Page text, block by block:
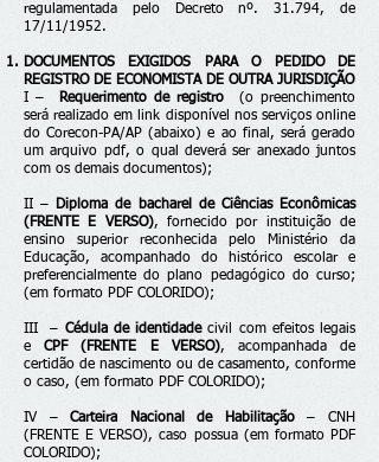
regulamentada pelo Decreto nº. 31.794, de
17/11/1952.
DOCUMENTOS EXIGIDOS PARA O PEDIDO DE
REGISTRO DE ECONOMISTA DE OUTRA JURISDIÇÃO
I –
Requerimento de registro (o preenchimento
será realizado em link disponível nos serviços online
do Corecon-PA/AP (abaixo) e ao final, será gerado
um arquivo pdf, o qual deverá ser anexado juntos
com os demais documentos);
II –
Diploma de bacharel de Ciências Econômicas
(FRENTE E VERSO), fornecido por instituição de
ensino superior reconhecida pelo Ministério da
Educação, acompanhado do histórico escolar e
preferencialmente do plano pedagógico do curso;
(em formato PDF COLORIDO);
III – Cédula de identidadecivil com efeitos legais
eCPF (FRENTE E VERSO), acompanhada de
certidão de nascimento ou de casamento, conforme
o caso, (em formato PDF COLORIDO);
IV –Carteira Nacional de Habilitação– CNH
(FRENTE E VERSO), caso possua (em formato PDF
COLORIDO);